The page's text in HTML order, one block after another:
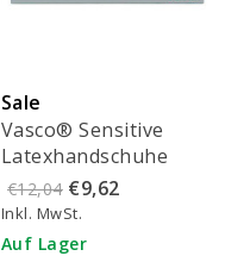
Sale
Vasco® Sensitive
Latexhandschuhe
puderfrei - S (100
Stück)
€12,04 €9,62
Inkl. MwSt.
Auf Lager